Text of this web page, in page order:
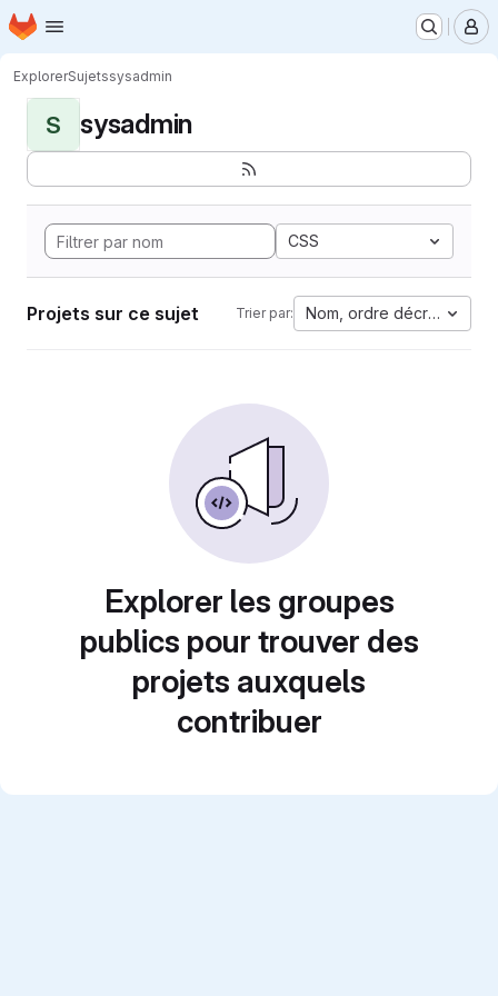
Passer au contenu principal
Page d'accueil
ExplorerSujetssysadmin
S sysadmin
CSS
Projets sur ce sujet Trier par: Nom, ordre décroissant
Explorer les groupes
publics pour trouver des
projets auxquels
contribuer